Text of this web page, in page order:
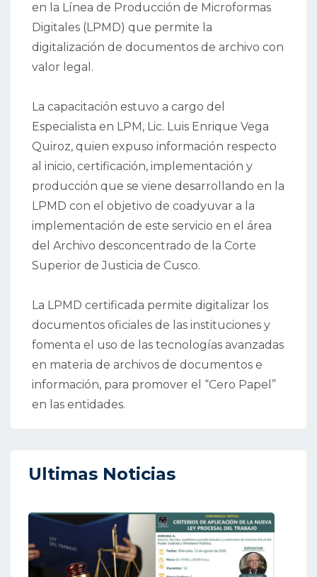
en la Línea de Producción de Microformas
Digitales (LPMD) que permite la
digitalización de documentos de archivo con
valor legal.
La capacitación estuvo a cargo del
Especialista en LPM, Lic. Luis Enrique Vega
Quiroz, quien expuso información respecto
al inicio, certificación, implementación y
producción que se viene desarrollando en la
LPMD con el objetivo de coadyuvar a la
implementación de este servicio en el área
del Archivo desconcentrado de la Corte
Superior de Justicia de Cusco.
La LPMD certificada permite digitalizar los
documentos oficiales de las instituciones y
fomenta el uso de las tecnologías avanzadas
en materia de archivos de documentos e
información, para promover el “Cero Papel”
en las entidades.
Ultimas Noticias